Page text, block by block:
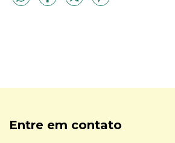
Entre em contato